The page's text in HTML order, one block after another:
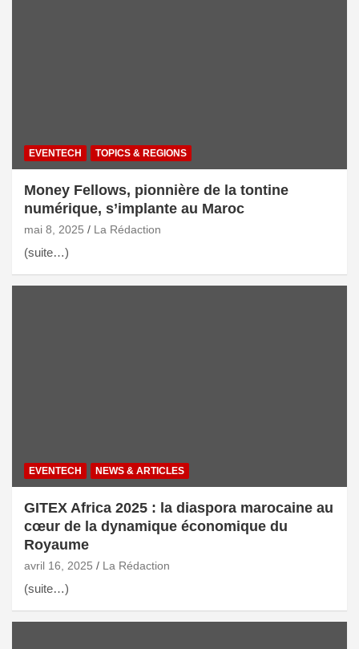
EVENTECH TOPICS & REGIONS
Money Fellows, pionnière de la tontine
numérique, s’implante au Maroc
mai 8, 2025 La Rédaction
(suite…)
EVENTECH NEWS & ARTICLES
GITEX Africa 2025 : la diaspora marocaine au
cœur de la dynamique économique du
Royaume
avril 16, 2025 La Rédaction
(suite…)